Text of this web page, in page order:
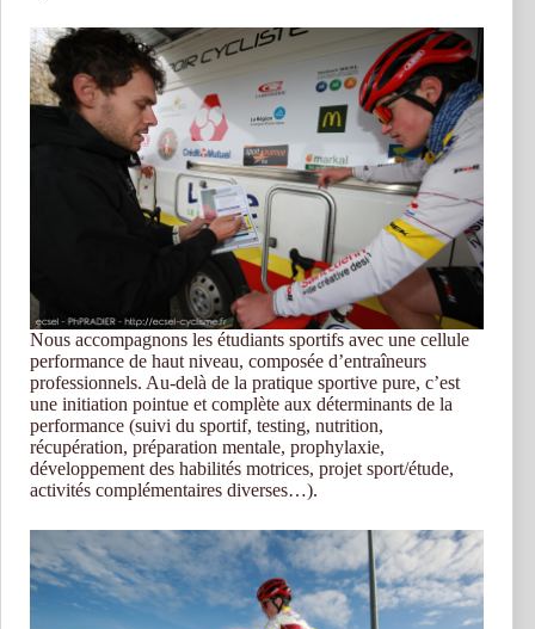
Nous accompagnons les étudiants sportifs avec une cellule
performance de haut niveau, composée d’entraîneurs
professionnels. Au-delà de la pratique sportive pure, c’est
une initiation pointue et complète aux déterminants de la
performance (suivi du sportif, testing, nutrition,
récupération, préparation mentale, prophylaxie,
développement des habilités motrices, projet sport/étude,
activités complémentaires diverses…).